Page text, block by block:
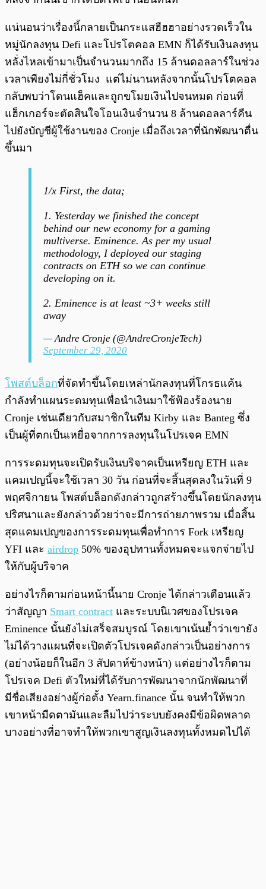
แน่นอนว่าเรื่องนี้กลายเป็นกระแสฮืฮฮาอย่างรวดเร็วใน
หมู่นักลงทุน Defi และโปรโตคอล EMN ก็ได้รับเงินลงทุน
หลั่งไหลเข้ามาเป็นจำนวนมากถึง 15 ล้านดอลลาร์ในช่วง
เวลาเพียงไม่กี่ชั่วโมง แต่ไม่นานหลังจากนั้นโปรโตคอล
กลับพบว่าโดนแฮ็คและถูกขโมยเงินไปจนหมด ก่อนที่
แฮ็กเกอร์จะตัดสินใจโอนเงินจำนวน 8 ล้านดอลลาร์คืน
ไปยังบัญชีผู้ใช้งานของ Cronje เมื่อถึงเวลาที่นักพัฒนาตื่น
ขึ้นมา
1/x First, the data;
1. Yesterday we finished the concept
behind our new economy for a gaming
multiverse. Eminence. As per my usual
methodology, I deployed our staging
contracts on ETH so we can continue
developing on it.
2. Eminence is at least ~3+ weeks still
away
— Andre Cronje (@AndreCronjeTech)
September 29, 2020
โพสต์บล็อกที่จัดทำขึ้นโดยเหล่านักลงทุนที่โกรธแค้น
กำลังทำแผนระดมทุนเพื่อนำเงินมาใช้ฟ้องร้องนาย
Cronje เช่นเดียวกับสมาชิกในทีม Kirby และ Banteg ซึ่ง
เป็นผู้ที่ตกเป็นเหยื่อจากการลงทุนในโปรเจค EMN
การระดมทุนจะเปิดรับเงินบริจาคเป็นเหรียญ ETH และ
แคมเปญนี้จะใช้เวลา 30 วัน ก่อนที่จะสิ้นสุดลงในวันที่ 9
พฤศจิกายน โพสต์บล็อกดังกล่าวถูกสร้างขึ้นโดยนักลงทุน
ปริศนาและยังกล่าวด้วยว่าจะมีการถ่ายภาพรวม เมื่อสิ้น
สุดแคมเปญของการระดมทุนเพื่อทำการ Fork เหรียญ
YFI และ airdrop 50% ของอุปทานทั้งหมดจะแจกจ่ายไป
ให้กับผู้บริจาค
อย่างไรก็ตามก่อนหน้านี้นาย Cronje ได้กล่าวเตือนแล้ว
ว่าสัญญา Smart contract และระบบนิเวศของโปรเจค
Eminence นั้นยังไม่เสร็จสมบูรณ์ โดยเขาเน้นย้ำว่าเขายัง
ไม่ได้วางแผนที่จะเปิดตัวโปรเจคดังกล่าวเป็นอย่างการ
(อย่างน้อยก็ในอีก 3 สัปดาห์ข้างหน้า) แต่อย่างไรก็ตาม
โปรเจค Defi ตัวใหม่ที่ได้รับการพัฒนาจากนักพัฒนาที่
มีชื่อเสียงอย่างผู้ก่อตั้ง Yearn.finance นั้น จนทำให้พวก
เขาหน้ามืดตามันและลืมไปว่าระบบยังคงมีข้อผิดพลาด
บางอย่างที่อาจทำให้พวกเขาสูญเงินลงทุนทั้งหมดไปได้